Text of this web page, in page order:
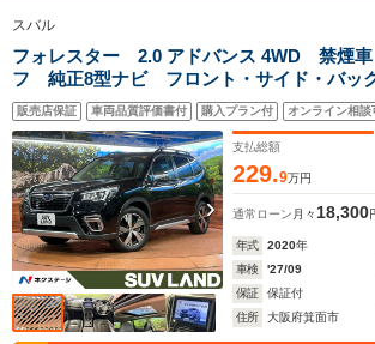
スバル
フォレスター 2.0 アドバンス 4WD 禁煙
フ 純正8型ナビ フロント・サイド・バッ
ラインドスポットモニター レーダークルー
ール 衝突被害軽減システム デジタルイン
ー 全席シートヒーター ETC
販売店保証 車両品質評価書付 購入プラン付 オンライン相談
支払総額
229.9万円
通常ローン 月々 18,300
年式 2020年
車検
'27/09
保証
保証付
住所
大阪府箕面市